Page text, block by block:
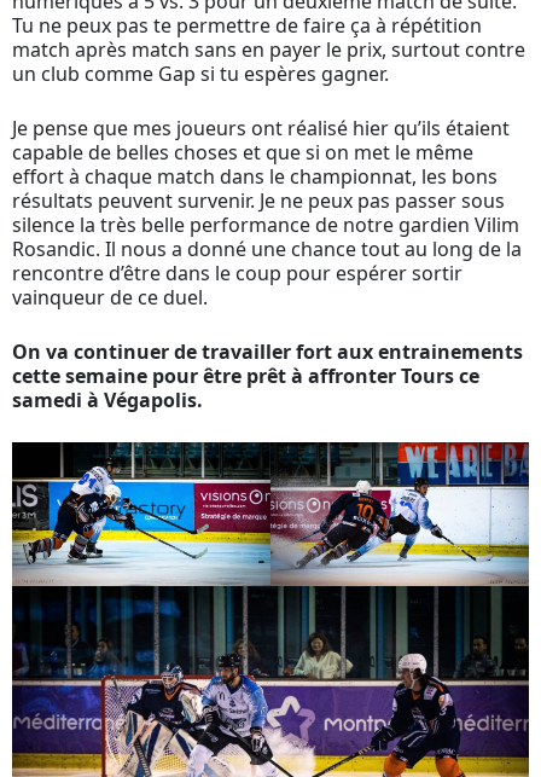
Tu ne peux pas te permettre de faire ça à répétition
match après match sans en payer le prix, surtout contre
un club comme Gap si tu espères gagner.
Je pense que mes joueurs ont réalisé hier qu’ils étaient
capable de belles choses et que si on met le même
effort à chaque match dans le championnat, les bons
résultats peuvent survenir. Je ne peux pas passer sous
silence la très belle performance de notre gardien Vilim
Rosandic. Il nous a donné une chance tout au long de la
rencontre d’être dans le coup pour espérer sortir
vainqueur de ce duel.
On va continuer de travailler fort aux entrainements
cette semaine pour être prêt à affronter Tours ce
samedi à Végapolis.